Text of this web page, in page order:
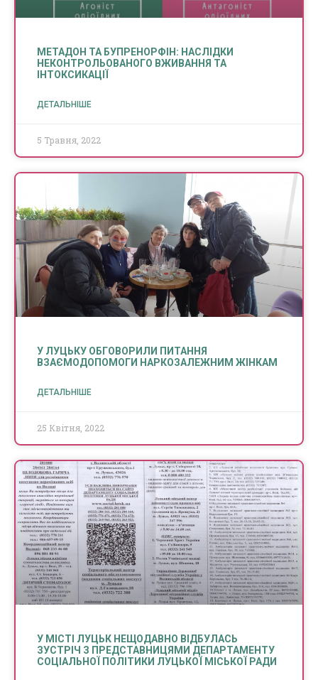
МЕТАДОН ТА БУПРЕНОРФІН: НАСЛІДКИ
НЕКОНТРОЛЬОВАНОГО ВЖИВАННЯ ТА
ІНТОКСИКАЦІЇ
ДЕТАЛЬНІШЕ
5 Травня, 2022
У ЛУЦЬКУ ОБГОВОРИЛИ ПИТАННЯ
ВЗАЄМОДОПОМОГИ НАРКОЗАЛЕЖНИМ ЖІНКАМ
ДЕТАЛЬНІШЕ
25 Квітня, 2022
У МІСТІ ЛУЦЬК НЕЩОДАВНО ВІДБУЛАСЬ
ЗУСТРІЧ З ПРЕДСТАВНИЦЯМИ ДЕПАРТАМЕНТУ
СОЦІАЛЬНОЇ ПОЛІТИКИ ЛУЦЬКОЇ МІСЬКОЇ РАДИ